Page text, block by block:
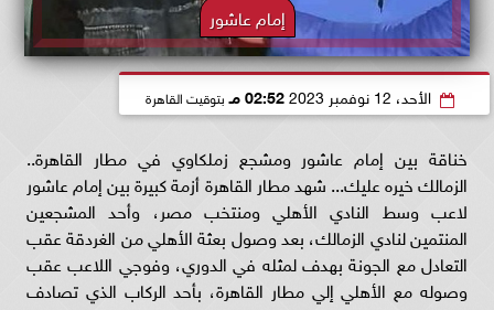
إمام عاشور
الأحد، 12 نوفمبر 2023 02:52 مـ بتوقيت القاهرة
خناقة بين إمام عاشور ومشجع زملكاوي في مطار القاهرة..
الزمالك خيره عليك... شهد مطار القاهرة أزمة كبيرة بين إمام عاشور
لاعب وسط النادي الأهلي ومنتخب مصر، وأحد المشجعين
المنتمين لنادي الزمالك، بعد وصول بعثة الأهلي من الغردقة عقب
التعادل مع الجونة بهدف لمثله في الدوري، وفوجي اللاعب عقب
وصوله مع الأهلي إلي مطار القاهرة، بأحد الركاب الذي تصادف